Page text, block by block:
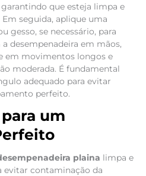
que esteja limpa e
seguida, aplique uma
gesso, se necessário, para
desempenadeira em mãos,
em movimentos longos e
moderada. É fundamental
adequado para evitar
perfeito.
um
plaina limpa e
evitar contaminação da